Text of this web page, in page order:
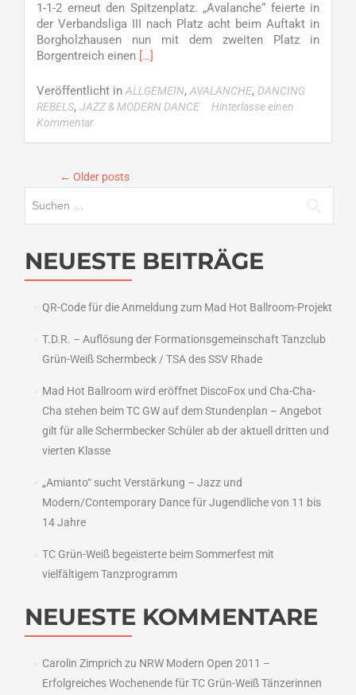
1-1-2 erneut den Spitzenplatz. „Avalanche“ feierte in
der Verbandsliga III nach Platz acht beim Auftakt in
Borgholzhausen nun mit dem zweiten Platz in
Borgentreich einen Read
about
In
Zweiter
[…]
Veröffentlicht in ALLGEMEIN, AVALANCHE, DANCING
REBELS, JAZZ & MODERN DANCE
Hinterlasse einen
Kommentar
← Older posts
NEUESTE BEITRÄGE
QR-Code für die Anmeldung zum Mad Hot Ballroom-Projekt
T.D.R. – Auflösung der Formationsgemeinschaft Tanzclub
Grün-Weiß Schermbeck / TSA des SSV Rhade
Mad Hot Ballroom wird eröffnet DiscoFox und Cha-Cha-
Cha stehen beim TC GW auf dem Stundenplan – Angebot
gilt für alle Schermbecker Schüler ab der aktuell dritten und
vierten Klasse
„Amianto“ sucht Verstärkung – Jazz und
Modern/Contemporary Dance für Jugendliche von 11 bis
14 Jahre
TC Grün-Weiß begeisterte beim Sommerfest mit
vielfältigem Tanzprogramm
NEUESTE KOMMENTARE
Carolin Zimprich zu NRW Modern Open 2011 –
Erfolgreiches Wochenende für TC Grün-Weiß Tänzerinnen